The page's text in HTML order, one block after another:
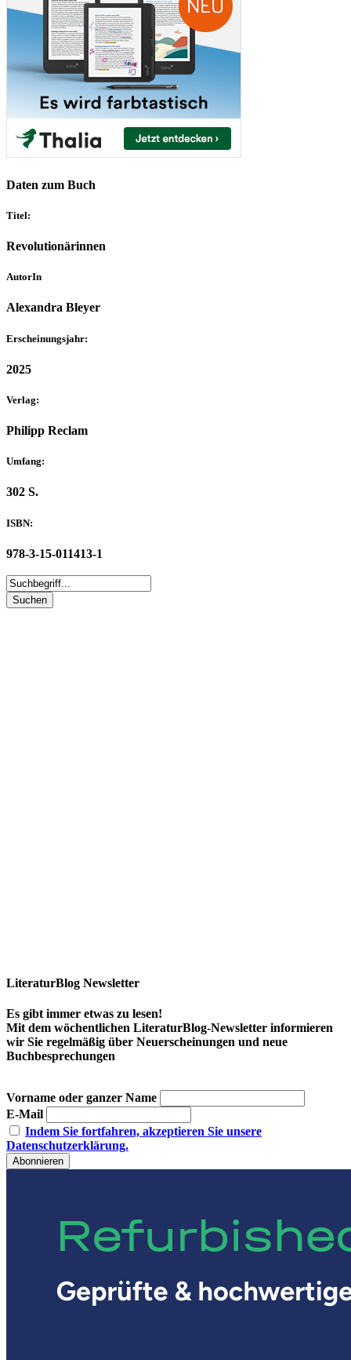
Daten zum Buch
Titel:
Revolutionärinnen
AutorIn
Alexandra Bleyer
Erscheinungsjahr:
2025
Verlag:
Philipp Reclam
Umfang:
302 S.
ISBN:
978-3-15-011413-1
LiteraturBlog Newsletter
Es gibt immer etwas zu lesen!
Mit dem wöchentlichen LiteraturBlog-Newsletter informieren
wir Sie regelmäßig über Neuerscheinungen und neue
Buchbesprechungen
Vorname oder ganzer Name
E-Mail
Indem Sie fortfahren, akzeptieren Sie unsere
Datenschutzerklärung.